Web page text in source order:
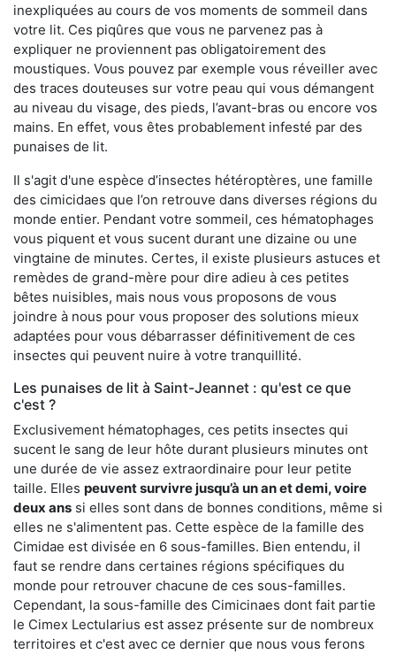
inexpliquées au cours de vos moments de sommeil dans
votre lit. Ces piqûres que vous ne parvenez pas à
expliquer ne proviennent pas obligatoirement des
moustiques. Vous pouvez par exemple vous réveiller avec
des traces douteuses sur votre peau qui vous démangent
au niveau du visage, des pieds, l’avant-bras ou encore vos
mains. En effet, vous êtes probablement infesté par des
punaises de lit.
Il s'agit d'une espèce d’insectes hétéroptères, une famille
des cimicidaes que l’on retrouve dans diverses régions du
monde entier. Pendant votre sommeil, ces hématophages
vous piquent et vous sucent durant une dizaine ou une
vingtaine de minutes. Certes, il existe plusieurs astuces et
remèdes de grand-mère pour dire adieu à ces petites
bêtes nuisibles, mais nous vous proposons de vous
joindre à nous pour vous proposer des solutions mieux
adaptées pour vous débarrasser définitivement de ces
insectes qui peuvent nuire à votre tranquillité.
Les punaises de lit à Saint-Jeannet : qu'est ce que
c'est ?
Exclusivement hématophages, ces petits insectes qui
sucent le sang de leur hôte durant plusieurs minutes ont
une durée de vie assez extraordinaire pour leur petite
taille. Elles peuvent survivre jusqu’à un an et demi, voire
deux ans si elles sont dans de bonnes conditions, même si
elles ne s'alimentent pas. Cette espèce de la famille des
Cimidae est divisée en 6 sous-familles. Bien entendu, il
faut se rendre dans certaines régions spécifiques du
monde pour retrouver chacune de ces sous-familles.
Cependant, la sous-famille des Cimicinaes dont fait partie
le Cimex Lectularius est assez présente sur de nombreux
territoires et c'est avec ce dernier que nous vous ferons